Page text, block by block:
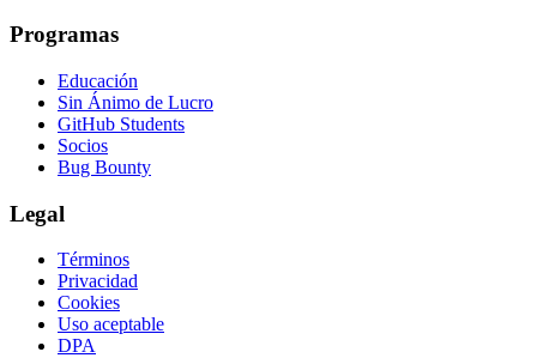
Programas
Educación
Sin Ánimo de Lucro
GitHub Students
Socios
Bug Bounty
Legal
Términos
Privacidad
Cookies
Uso aceptable
DPA